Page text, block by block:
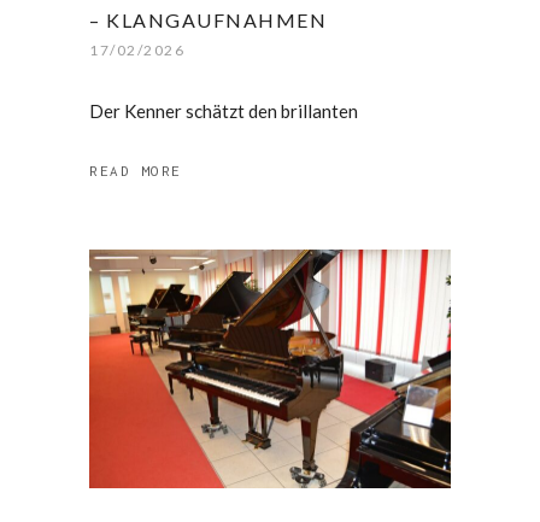
– KLANGAUFNAHMEN
17/02/2026
Der Kenner schätzt den brillanten
READ MORE